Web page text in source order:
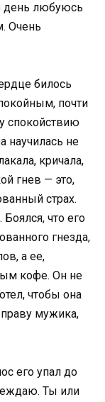
день любуюсь
Очень
билось
почти
спокойствию
научилась не
кричала,
гнев — это,
страх.
что его
гнезда,
а ее,
кофе. Он не
чтобы она
праву мужика,
его упал до
Ты или